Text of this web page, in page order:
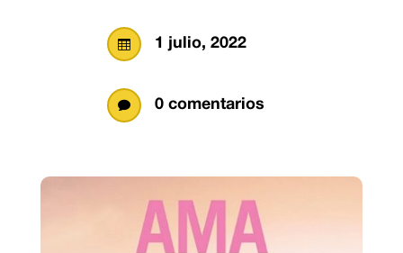
 1 julio, 2022
 0 comentarios